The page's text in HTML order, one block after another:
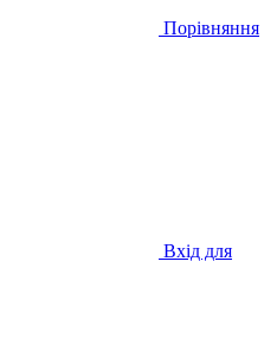
Порівняння
Вхід для